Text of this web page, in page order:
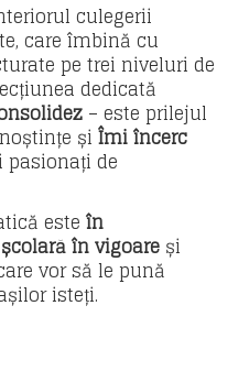
culegerii
care îmbină cu
pe trei niveluri de
dedicată
– este prilejul
și Îmi încerc
pasionați de
este în
în vigoare și
vor să le pună
isteți.